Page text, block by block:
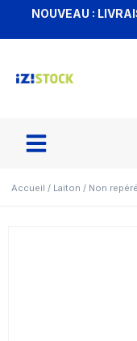
NOUVEAU :
Accueil / Laiton / Non repéré